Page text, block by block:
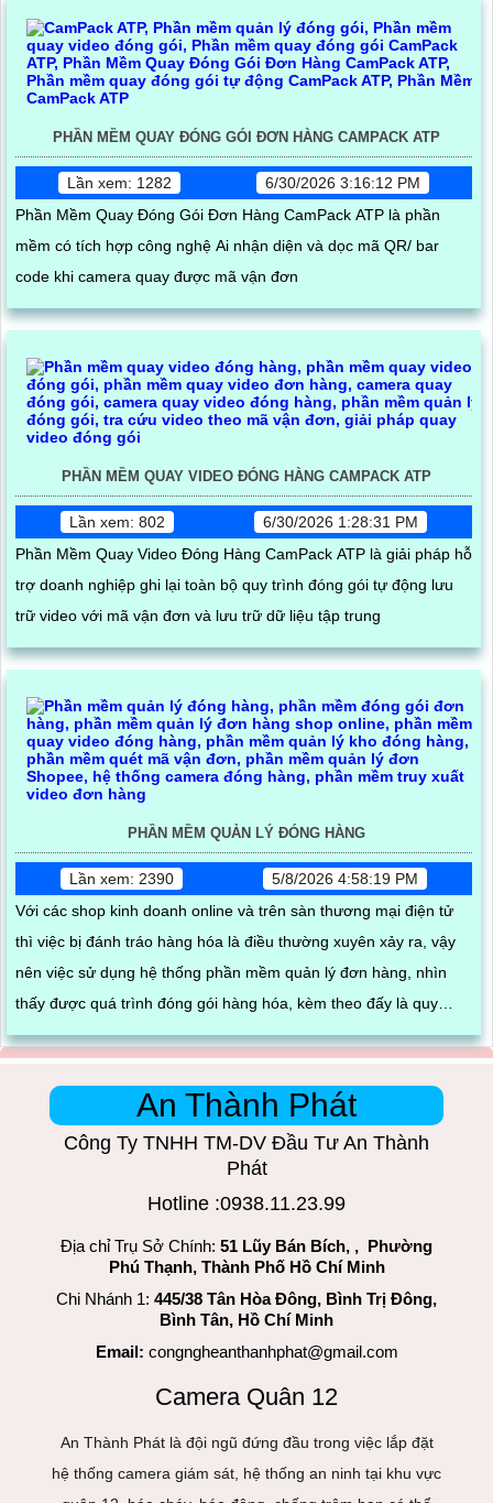
PHẦN MỀM QUAY ĐÓNG GÓI ĐƠN HÀNG CAMPACK ATP
Lần xem: 1282
6/30/2026 3:16:12 PM
Phần Mềm Quay Đóng Gói Đơn Hàng CamPack ATP là phần
mềm có tích hợp công nghệ Ai nhận diện và dọc mã QR/ bar
code khi camera quay được mã vận đơn
PHẦN MỀM QUAY VIDEO ĐÓNG HÀNG CAMPACK ATP
Lần xem: 802
6/30/2026 1:28:31 PM
Phần Mềm Quay Video Đóng Hàng CamPack ATP là giải pháp hỗ
trợ doanh nghiệp ghi lại toàn bộ quy trình đóng gói tự động lưu
trữ video với mã vận đơn và lưu trữ dữ liệu tập trung
PHẦN MỀM QUẢN LÝ ĐÓNG HÀNG
Lần xem: 2390
5/8/2026 4:58:19 PM
Với các shop kinh doanh online và trên sàn thương mại điện tử
thì việc bị đánh tráo hàng hóa là điều thường xuyên xảy ra, vậy
nên việc sử dụng hệ thống phần mềm quản lý đơn hàng, nhìn
thấy được quá trình đóng gói hàng hóa, kèm theo đấy là quy
trình đóng gói cũng được ghi lại một cách dễ dàng
An Thành Phát
Công Ty TNHH TM-DV Đầu Tư An Thành
Phát
Hotline :0938.11.23.99
Địa chỉ Trụ Sở Chính: 51 Lũy Bán Bích, , Phường
Phú Thạnh, Thành Phố Hồ Chí Minh
Chi Nhánh 1: 445/38 Tân Hòa Đông, Bình Trị Đông,
Bình Tân, Hồ Chí Minh
Email: congngheanthanhphat@gmail.com
Camera Quân 12
An Thành Phát là đội ngũ đứng đầu trong việc lắp đặt
hệ thống camera giám sát, hệ thống an ninh tại khu vực